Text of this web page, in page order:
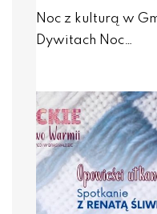
Noc z kulturą w
Dywitach Noc…